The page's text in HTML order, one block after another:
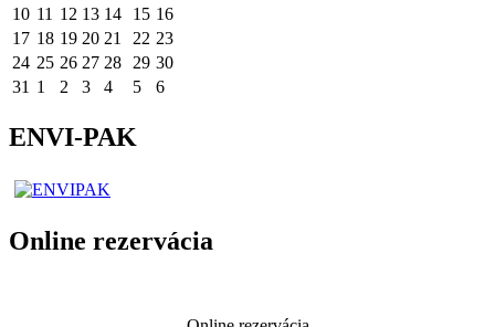
10 11 12 13 14 15 16
17 18 19 20 21 22 23
24 25 26 27 28 29 30
31 1 2 3 4 5 6
ENVI-PAK
Online rezervácia